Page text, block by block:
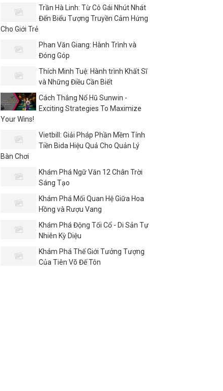
Trần Hà Linh: Từ Cô Gái Nhút Nhát
Đến Biểu Tượng Truyền Cảm Hứng
Cho Giới Trẻ
Phan Văn Giang: Hành Trình và
Đóng Góp
Thích Minh Tuệ: Hành trình Khất Sĩ
và Những Điều Cần Biết
Cách Thắng Nổ Hũ Sunwin -
Exciting Strategies To Maximize
Your Wins!
Vietbill: Giải Pháp Phần Mềm Tính
Tiền Bida Hiệu Quả Cho Quản Lý
Bàn Chơi
Khám Phá Ngữ Văn 12 Chân Trời
Sáng Tạo
Khám Phá Mối Quan Hệ Giữa Hoa
Hồng và Rượu Vang
Khám Phá Động Tối Cổ - Di Sản Tự
Nhiên Kỳ Diệu
Khám Phá Thế Giới Tưởng Tượng
Của Tiên Võ Đế Tôn